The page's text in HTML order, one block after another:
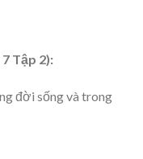
Tập 2):
đời sống và trong